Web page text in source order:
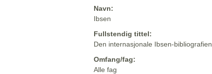
Navn:
Ibsen
Fullstendig tittel:
Den internasjonale Ibsen-bibliografien
Omfang/fag:
Alle fag